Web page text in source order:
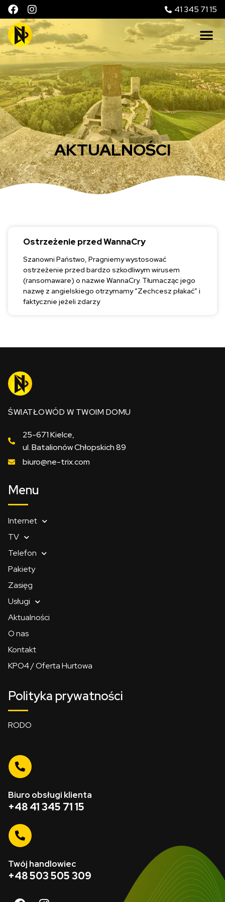
41 345 71 15
AKTUALNOŚCI
Ostrzeżenie przed WannaCry
Szanowni Państwo, Pragniemy wystosować
ostrzeżenie przed bardzo szkodliwym wirusem
(ransomaware) o nazwie WannaCry. Tłumacząc jego
nazwę z angielskiego otrzymamy “Zechcesz płakać” i
faktycznie jeżeli zdarzy
ŚWIATŁOWÓD W TWOIM DOMU
25-671 Kielce,
ul. Batalionów Chłopskich 89
biuro@ne-trix.com
Menu
Internet
TV
Telefon
Pakiety
Zasięg
Usługi
Aktualności
O nas
Kontakt
KPO4 / Oferta Hurtowa
Polityka prywatności
RODO
Biuro obsługi klienta
+48 41 345 71 15
Twój handlowiec
+48 503 505 309